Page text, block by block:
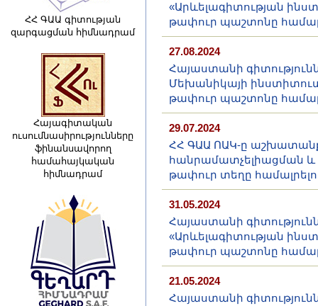
ՀՀ ԳԱԱ գիտության
զարգացման հիմնադրամ
Հայագիտական
ուսումնասիրությունները
ֆինանսավորող
համահայկական
հիմնադրամ
«Արևելագիտության
թափուր պաշտոնը
27.08.2024
Հայաստանի
Մեխանիկայի
թափուր պաշտոնը
29.07.2024
ՀՀ ԳԱԱ ՈԱԿ-ը
հանրամատչելիացման
թափուր տեղը
31.05.2024
Հայաստանի
«Արևելագիտության
թափուր պաշտոնը
21.05.2024
Հայաստանի